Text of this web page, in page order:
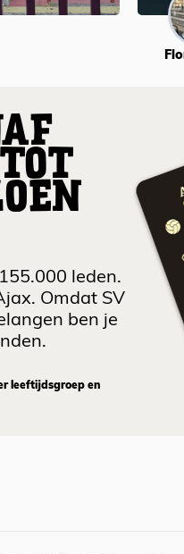
leden.
Omdat SV
ben je
leeftijdsgroep en